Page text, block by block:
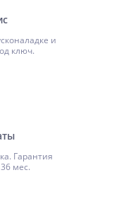
и
ключ.
Гарантия
мес.